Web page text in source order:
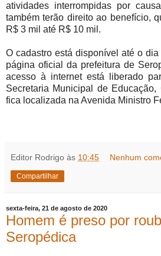
atividades interrompidas por
também terão direito ao benefício,
R$ 3 mil até R$ 10 mil.
O cadastro está disponível até o
página oficial da prefeitura de
acesso à internet está liberado
Secretaria Municipal de
fica localizada na Avenida Ministro
Editor Rodrigo às 10:45 Nenhum
Compartilhar
sexta-feira, 21 de agosto de 2020
Homem é preso por
Seropédica